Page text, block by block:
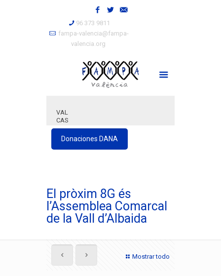
96 373 9811
fampa-valencia@fampa-
valencia.org
VAL
CAS
Donaciones DANA
El pròxim 8G és
l’Assemblea Comarcal
de la Vall d’Albaida
Mostrar todo